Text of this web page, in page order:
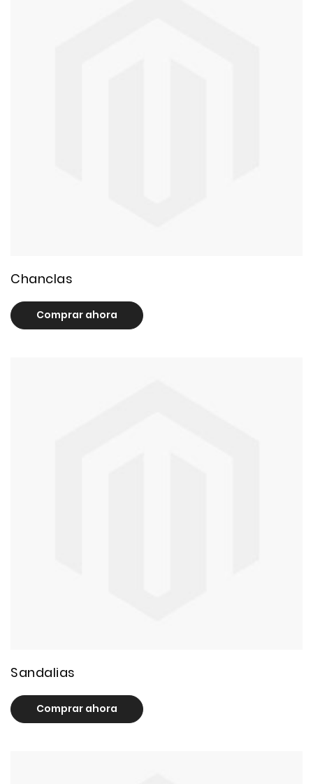
Chanclas
Comprar ahora
Sandalias
Comprar ahora